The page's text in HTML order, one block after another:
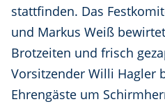
stattfinden. Das
und Markus Weiß
Brotzeiten und frisch
Vorsitzender Willi Hagler
Ehrengäste um